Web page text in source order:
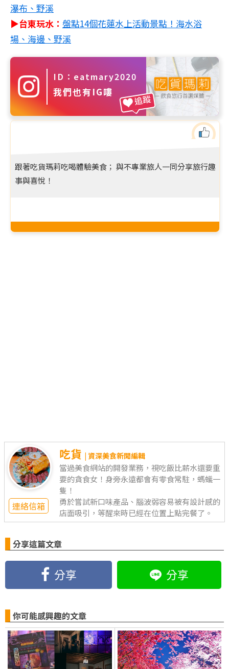
瀑布、野溪
▶台東玩水： 盤點14個花蓮水上活動景點！海水浴
場、海邊、野溪
ID：eatmary2020
我們也有IG嘍
追蹤
跟著吃貨瑪莉吃喝體驗美食； 與不專業旅人一同分享旅行趣
事與喜悅！
連絡信箱
吃貨 | 資深美食新聞編輯
當過美食網站的開發業務，視吃飯比薪水還要重
要的貪食女！身旁永遠都會有零食常駐，螞蟻一
隻！
勇於嘗試新口味產品、腦波弱容易被有設計感的
店面吸引，等醒來時已經在位置上點完餐了。
分享這篇文章
分享 分享
你可能感興趣的文章